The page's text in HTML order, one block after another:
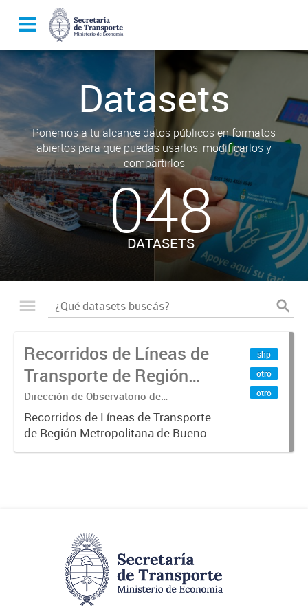
Datasets
Ponemos a tu alcance datos públicos en formatos
abiertos para que puedas usarlos, modificarlos y
compartirlos
048
DATASETS
Recorridos de Líneas de
Transporte de Región
Metropolitana de
Buenos Aires (RMBA)
Dirección de Observatorio de
Transporte, Estudio y Sistemas
Recorridos de Líneas de Transporte
de Región Metropolitana de Buenos
Aires (RMBA).-
shp
otro
otro